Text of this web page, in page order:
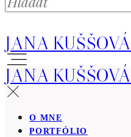
JANA KUŠŠOVÁ
JANA KUŠŠOVÁ
O MNE
PORTFÓLIO